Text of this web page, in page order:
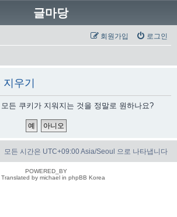
글마당
로그인
회원가입
우기
든 쿠키가 지워지는 것을 정말로 원하나요?
모든 시간은 UTC+09:00 Asia/Seoul 으로 나타냅니다
POWERED_BY
Translated by michael in phpBB Korea